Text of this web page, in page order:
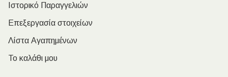
Ιστορικό Παραγγελιών
Επεξεργασία στοιχείων
Λίστα Αγαπημένων
Το καλάθι μου